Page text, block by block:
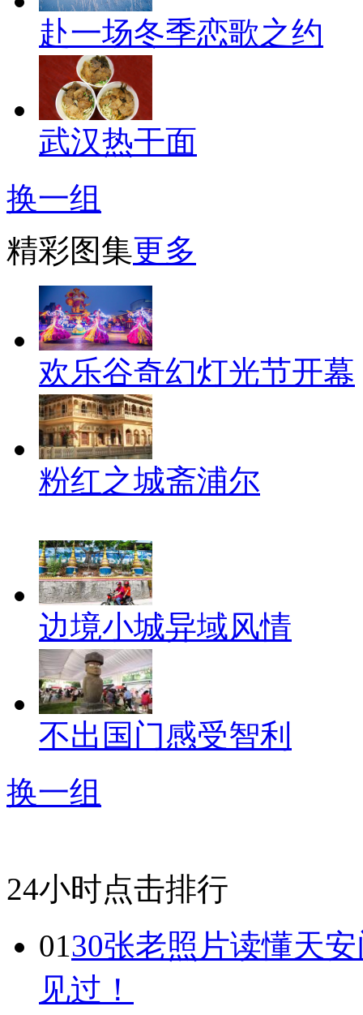
赴一场冬季恋歌之约
武汉热干面
换一组
精彩图集更多
欢乐谷奇幻灯光节开幕
粉红之城斋浦尔
边境小城异域风情
不出国门感受智利
换一组
24小时点击排行
0130张老照片读懂天
见过！